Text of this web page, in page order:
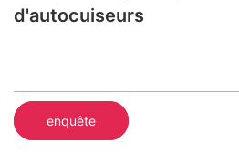
d'autocuiseurs
enquête